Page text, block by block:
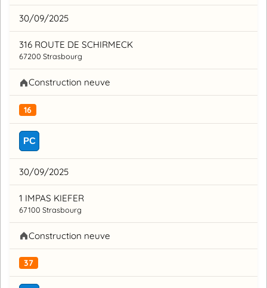
30/09/2025
316 ROUTE DE SCHIRMECK
67200 Strasbourg
Construction neuve
16
PC
30/09/2025
1 IMPAS KIEFER
67100 Strasbourg
Construction neuve
37